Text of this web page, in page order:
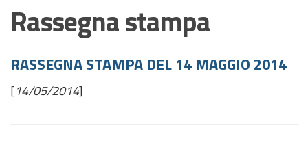
Rassegna stampa
RASSEGNA STAMPA DEL 14 MAGGIO 2014
[14/05/2014]